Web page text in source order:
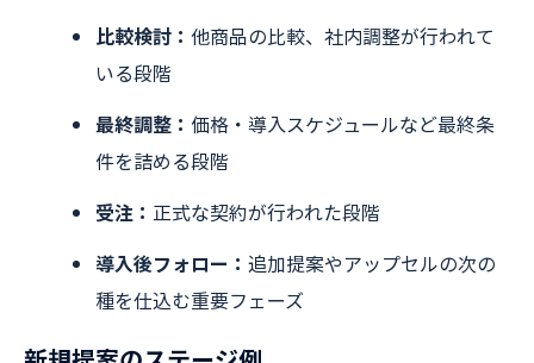
比較検討： 他商品の比較、社内調整が行われて
いる段階
最終調整： 価格・導入スケジュールなど最終条
件を詰める段階
受注： 正式な契約が行われた段階
導入後フォロー： 追加提案やアップセルの次の
種を仕込む重要フェーズ